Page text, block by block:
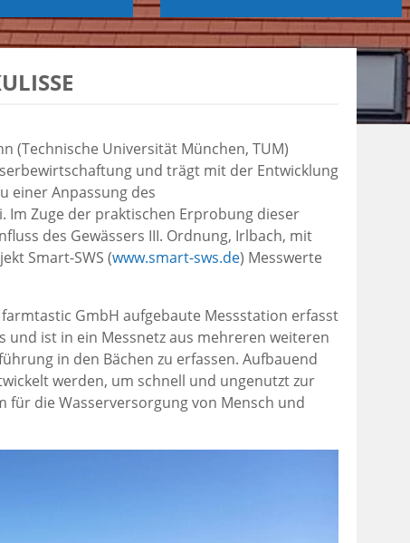
(Technische Universität München, TUM)
und trägt mit der Entwicklung
einer Anpassung des
Im Zuge der praktischen Erprobung dieser
des Gewässers III. Ordnung, Irlbach, mit
Smart-SWS (www.smart-sws.de) Messwerte
GmbH aufgebaute Messstation erfasst
und ist in ein Messnetz aus mehreren weiteren
in den Bächen zu erfassen. Aufbauend
werden, um schnell und ungenutzt zur
die Wasserversorgung von Mensch und